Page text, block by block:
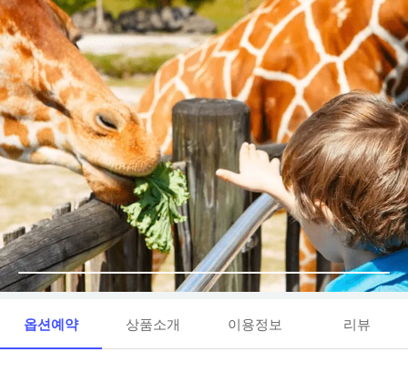
옵션예약 상품소개 이용정보 리뷰